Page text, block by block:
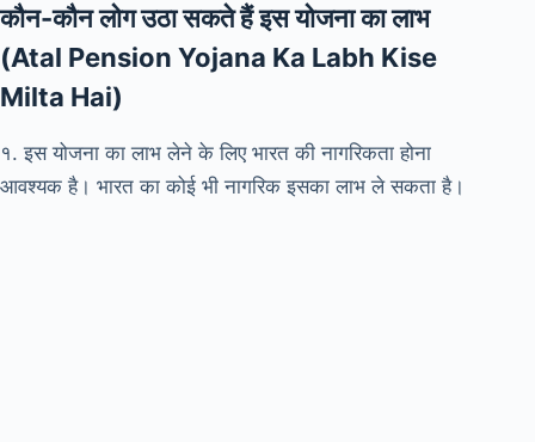
कौन-कौन लोग उठा सकते हैं इस योजना का लाभ
(Atal Pension Yojana Ka Labh Kise
Milta Hai)
१. इस योजना का लाभ लेने के लिए भारत की नागरिकता होना
आवश्यक है। भारत का कोई भी नागरिक इसका लाभ ले सकता है।